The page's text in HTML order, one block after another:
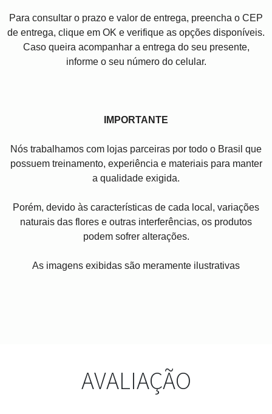
Para consultar o prazo e valor de entrega, preencha o CEP
de entrega, clique em OK e verifique as opções disponíveis.
Caso queira acompanhar a entrega do seu presente,
informe o seu número do celular.
IMPORTANTE
Nós trabalhamos com lojas parceiras por todo o Brasil que
possuem treinamento, experiência e materiais para manter
a qualidade exigida.
Porém, devido às características de cada local, variações
naturais das flores e outras interferências, os produtos
podem sofrer alterações.
As imagens exibidas são meramente ilustrativas
AVALIAÇÃO